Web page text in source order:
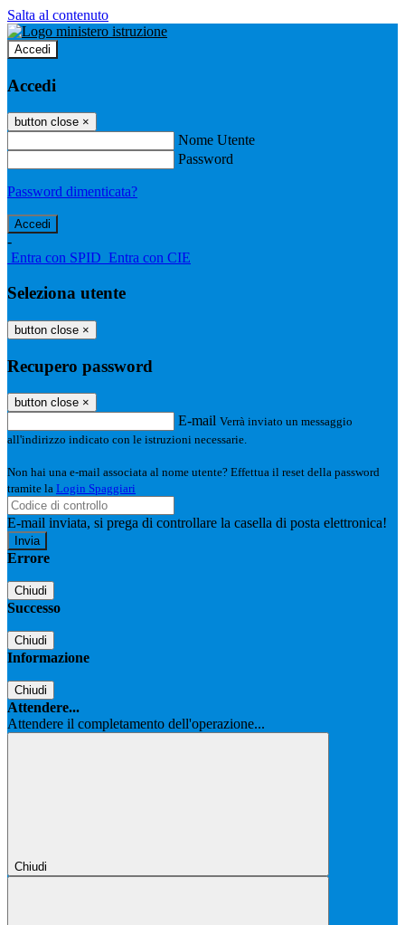
Salta al contenuto
Accedi
Accedi
button close ×
Nome Utente
Password
Password dimenticata?
-
Entra con SPID Entra con CIE
Seleziona utente
button close ×
Recupero password
button close ×
E-mail Verrà inviato un messaggio
all'indirizzo indicato con le istruzioni necessarie.
Non hai una e-mail associata al nome utente? Effettua il reset della password
tramite la Login Spaggiari
E-mail inviata, si prega di controllare la casella di posta elettronica!
Errore
Chiudi
Successo
Chiudi
Informazione
Chiudi
Attendere...
Attendere il completamento dell'operazione...
Chiudi